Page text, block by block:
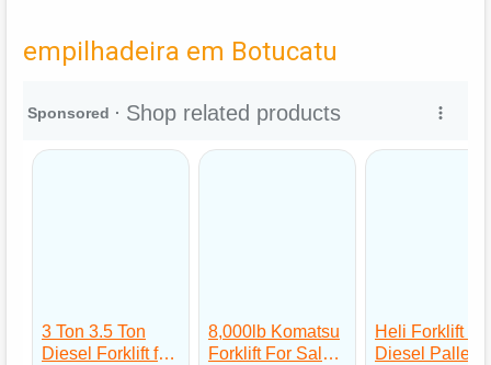
empilhadeira em Botucatu